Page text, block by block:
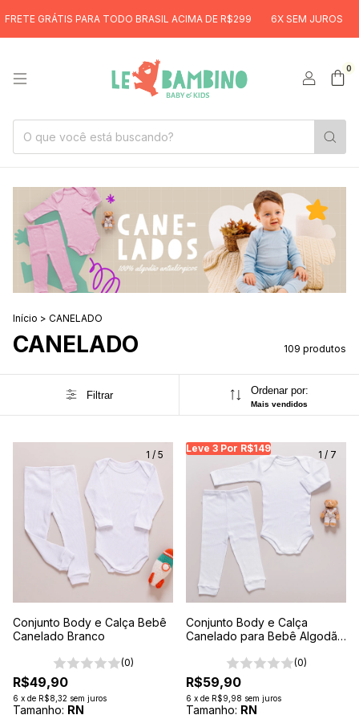
TODO BRASIL ACIMA DE R$299 6X SEM JUROS FRETE GRÁTIS
0
Início > CANELADO
CANELADO 109 produtos
Filtrar Ordenar por:
Mais vendidos
1 / 5
Conjunto Body e Calça Bebê
Canelado Branco
(0)
R$49,90
6 x de R$8,32 sem juros
Tamanho: RN
Leve 3 Por R$149
Leve 3 Por R$149
1 / 7
Conjunto Body e Calça
Canelado para Bebê Algodão
(0)
R$59,90
6 x de R$9,98 sem juros
Tamanho: RN